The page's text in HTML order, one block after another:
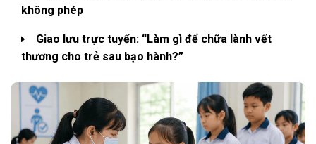
không phép
Giao lưu trực tuyến: “Làm gì để chữa lành vết
thương cho trẻ sau bạo hành?”